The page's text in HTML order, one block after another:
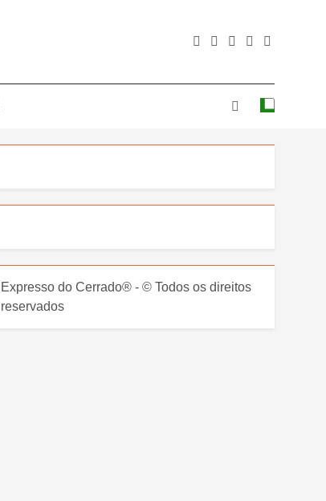
Expresso do Cerrado® - © Todos os direitos
reservados